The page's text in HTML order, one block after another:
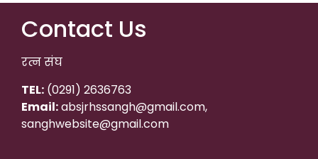
Contact Us
रत्न संघ
TEL: (0291) 2636763
Email:absjrhssangh@gmail.com,
sanghwebsite@gmail.com